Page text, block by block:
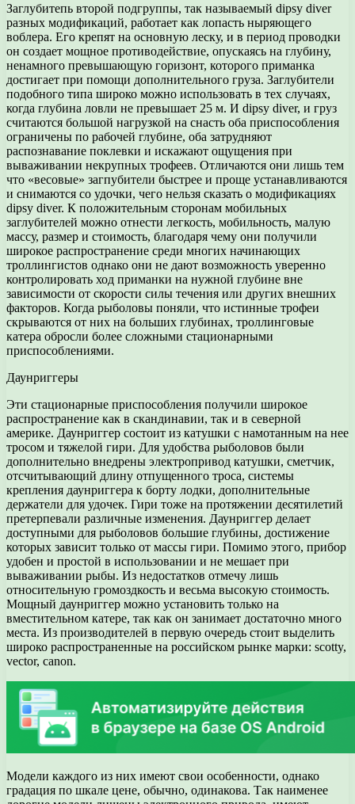
Заглубитепь второй подгруппы, так называемый dipsy diver
разных модификаций, работает как лопасть ныряющего
воблера. Его крепят на основную леску, и в период проводки
он создает мощное противодействие, опускаясь на глубину,
ненамного превышающую горизонт, которого приманка
достигает при помощи дополнительного груза. Заглубители
подобного типа широко можно использовать в тех случаях,
когда глубина ловли не превышает 25 м. И dipsy diver, и груз
считаются большой нагрузкой на снасть оба приспособления
ограничены по рабочей глубине, оба затрудняют
распознавание поклевки и искажают ощущения при
вываживании некрупных трофеев. Отличаются они лишь тем
что «весовые» загпубители быстрее и проще устанавливаются
и снимаются со удочки, чего нельзя сказать о модификациях
dipsy diver. К положительным сторонам мобильных
заглубителей можно отнести легкость, мобильность, малую
массу, размер и стоимость, благодаря чему они получили
широкое распространение среди многих начинающих
троллингистов однако они не дают возможность уверенно
контролировать ход приманки на нужной глубине вне
зависимости от скорости силы течения или других внешних
факторов. Когда рыболовы поняли, что истинные трофеи
скрываются от них на больших глубинах, троллинговые
катера обросли более сложными стационарными
приспособлениями.
Даунриггеры
Эти стационарные приспособления получили широкое
распространение как в скандинавии, так и в северной
америке. Даунриггер состоит из катушки с намотанным на нее
тросом и тяжелой гири. Для удобства рыболовов были
дополнительно внедрены электропривод катушки, сметчик,
отсчитывающий длину отпущенного троса, системы
крепления даунриггера к борту лодки, дополнительные
держатели для удочек. Гири тоже на протяжении десятилетий
претерпевали различные изменения. Даунриггер делает
доступными для рыболовов большие глубины, достижение
которых зависит только от массы гири. Помимо этого, прибор
удобен и простой в использовании и не мешает при
вываживании рыбы. Из недостатков отмечу лишь
относительную громоздкость и весьма высокую стоимость.
Мощный даунриггер можно установить только на
вместительном катере, так как он занимает достаточно много
места. Из производителей в первую очередь стоит выделить
широко распространенные на российском рынке марки: scotty,
vector, canon.
Модели каждого из них имеют свои особенности, однако
градация по шкале цене, обычно, одинакова. Так наименее